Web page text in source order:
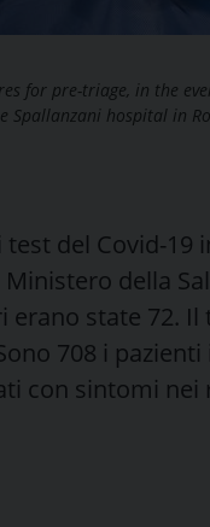
for pre-triage, in the
Spallanzani hospital in
test del Covid-
della
state 72.
708 i
con sintomi